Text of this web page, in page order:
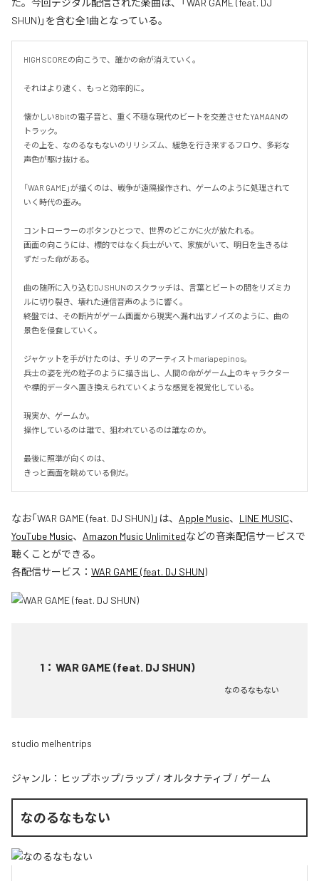
SHUN)」を含む全1曲となっている。
HIGH SCOREの向こうで、誰かの命が消えていく。
それはより速く、もっと効率的に。
懐かしい8bitの電子音と、重く不穏な現代のビートを交差させたYAMAANの
トラック。
その上を、なのるなもないのリリシズム、緩急を行き来するフロウ、多彩な
声色が駆け抜ける。
「WAR GAME」が描くのは、戦争が遠隔操作され、ゲームのように処理されて
いく時代の歪み。
コントローラーのボタンひとつで、世界のどこかに火が放たれる。
画面の向こうには、標的ではなく兵士がいて、家族がいて、明日を生きるは
ずだった命がある。
曲の随所に入り込むDJ SHUNのスクラッチは、言葉とビートの間をリズミカ
ルに切り裂き、壊れた通信音声のように響く。
終盤では、その断片がゲーム画面から現実へ漏れ出すノイズのように、曲の
景色を侵食していく。
ジャケットを手がけたのは、チリのアーティストmariapepinos。
兵士の姿を光の粒子のように描き出し、人間の命がゲーム上のキャラクター
や標的データへ置き換えられていくような感覚を視覚化している。
現実か、ゲームか。
操作しているのは誰で、狙われているのは誰なのか。
最後に照準が向くのは、
きっと画面を眺めている側だ。
なお「WAR GAME (feat. DJ SHUN)」は、 Apple Music、 LINE MUSIC、
YouTube Music、 Amazon Music Unlimitedなどの音楽配信サービスで
聴くことができる。
各配信サービス： WAR GAME (feat. DJ SHUN)
1 ： WAR GAME (feat. DJ SHUN)
なのるなもない
studio melhentrips
ジャンル： ヒップホップ/ラップ / オルタナティブ / ゲーム
なのるなもない